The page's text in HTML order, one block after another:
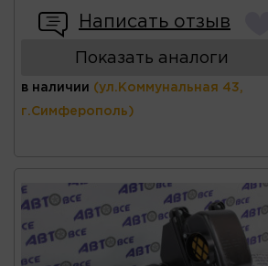
Написать отзыв
Показать аналоги
в наличии (ул.Коммунальная 43,
г.Симферополь)